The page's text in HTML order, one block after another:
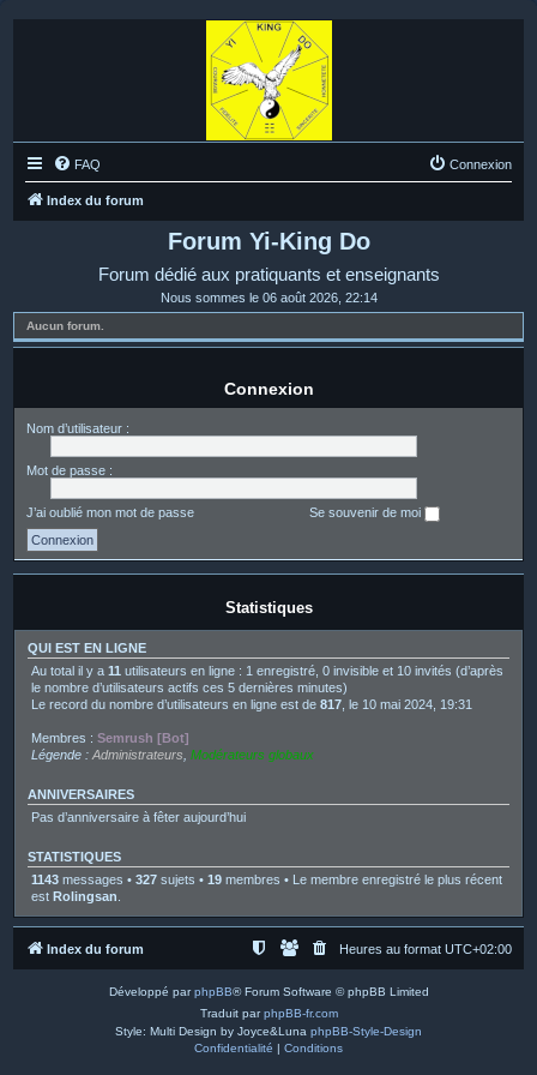
FAQ Connexion
Index du forum
Forum Yi-King Do
Forum dédié aux pratiquants et enseignants
Nous sommes le 06 août 2026, 22:14
Aucun forum.
Connexion
Nom d’utilisateur :
Mot de passe :
J’ai oublié mon mot de passe Se souvenir de moi
Statistiques
QUI EST EN LIGNE
Au total il y a 11 utilisateurs en ligne : 1 enregistré, 0 invisible et 10 invités (d’après
le nombre d’utilisateurs actifs ces 5 dernières minutes)
Le record du nombre d’utilisateurs en ligne est de 817 , le 10 mai 2024, 19:31
Membres : Semrush [Bot]
Légende : Administrateurs Modérateurs globaux
ANNIVERSAIRES
Pas d’anniversaire à fêter aujourd’hui
STATISTIQUES
1143 messages • 327 sujets • 19 membres • Le membre enregistré le plus récent
est Rolingsan
Index du forum Heures au format UTC+02:00
Développé parphpBB® Forum Software © phpBB Limited
Traduit parphpBB-fr.com
Style: Multi Design by Joyce&Luna phpBB-Style-Design
Confidentialité | Conditions